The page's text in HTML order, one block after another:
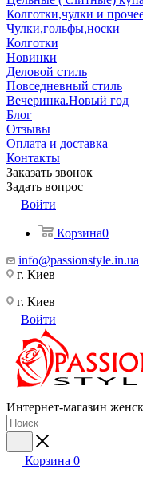
Колготки,чулки и
Чулки,гольфы,носки
Колготки
Новинки
Деловой стиль
Повседневный стиль
Вечеринка.Новый год
Блог
Отзывы
Оплата и доставка
Контакты
Заказать звонок
Задать вопрос
Войти
Корзина0
info@passionstyle.in.ua
г. Киев
г. Киев
Войти
Интернет-магазин
Корзина 0